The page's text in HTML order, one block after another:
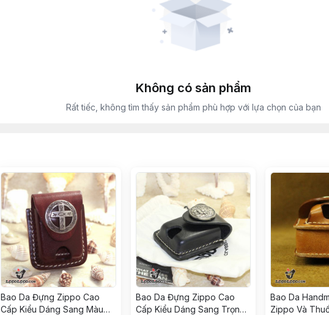
Không có sản phẩm
Rất tiếc, không tìm thấy sản phẩm phù hợp với lựa chọn của bạn
Bao Da Đựng Zippo Cao
Cấp Kiểu Dáng Sang Màu
Bao Da Đựng Zippo Cao
Cấp Kiểu Dáng Sang Trọng
Bao Da
Zippo Và